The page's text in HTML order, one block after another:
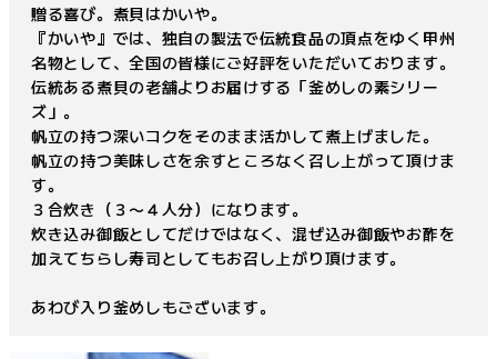
贈る喜び。煮貝はかいや。
『かいや』では、独自の製法で伝統食品の頂点をゆく甲州
名物として、全国の皆様にご好評をいただいております。
伝統ある煮貝の老舗よりお届けする「釜めしの素シリー
ズ」。
帆立の持つ深いコクをそのまま活かして煮上げました。
帆立の持つ美味しさを余すところなく召し上がって頂けま
す。
３合炊き（３〜４人分）になります。
炊き込み御飯としてだけではなく、混ぜ込み御飯やお酢を
加えてちらし寿司としてもお召し上がり頂けます。
あわび入り釜めしもございます。